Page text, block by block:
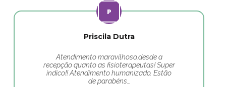
Priscila Dutra
Atendimento maravilhoso,desde a
recepção quanto as fisioterapeutas! Super
indico!! Atendimento humanizado. Estão
de parabéns…